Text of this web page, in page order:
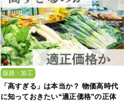
販路・加工
「高すぎる」は本当か？ 物価高時代
に知っておきたい“適正価格”の正体